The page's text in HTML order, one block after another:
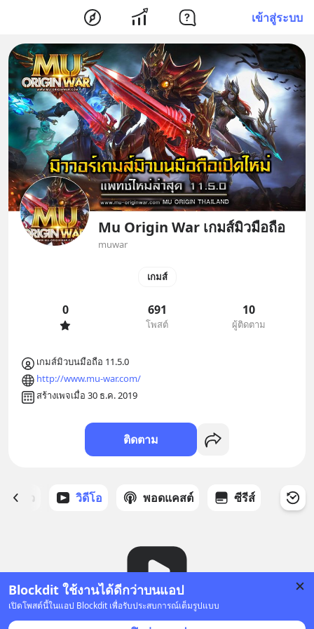
เข้าสู่ระบบ
Blockdit ใช้งานได้ดีกว่าบนแอป
เปิดโพสต์นี้ในแอป Blockdit เพื่อรับประสบการณ์เต็มรูปแบบ
Mu Origin War เกมส์มิวมือถือ
muwar
เกมส์
0 691
โพสต์
10
ผู้ติดตาม
เกมส์มิวบนมือถือ 11.5.0
http://www.mu-war.com/
สร้างเพจเมื่อ 30 ธ.ค. 2019
ติดตาม
ด้ดาว วิดีโอ พอดแคสต์ ซีรีส์
ยังไม่มีวิดีโอ